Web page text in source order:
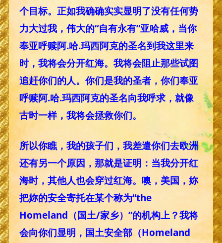
个目标。正如我确确实实显明了没有任何势
力大过我，伟大的“自有永有”亚哈威，当你
奉亚呼赎阿.哈.玛西阿克的圣名到我这里来
时，我将会分开红海。我将会阻止那些试图
追赶你们的人。你们是我的圣者，你们奉亚
呼赎阿.哈.玛西阿克的圣名向我呼求，就像
古时一样，我将会拯救你们。
所以你瞧，我的孩子们，我差遣你们去欧洲
还有另一个原因，那就是证明：当我分开红
海时，其他人也会穿过红海。噢，美国，妳
把妳的安全寄托在某个称为“the
Homeland（国土/家乡）”的机构上？我将
会向你们显明，国土安全部（Homeland